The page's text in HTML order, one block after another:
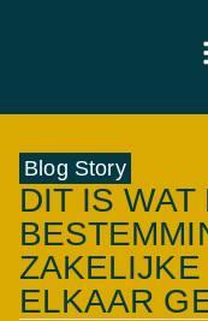
Blog Story
DIT IS
ELKAAR